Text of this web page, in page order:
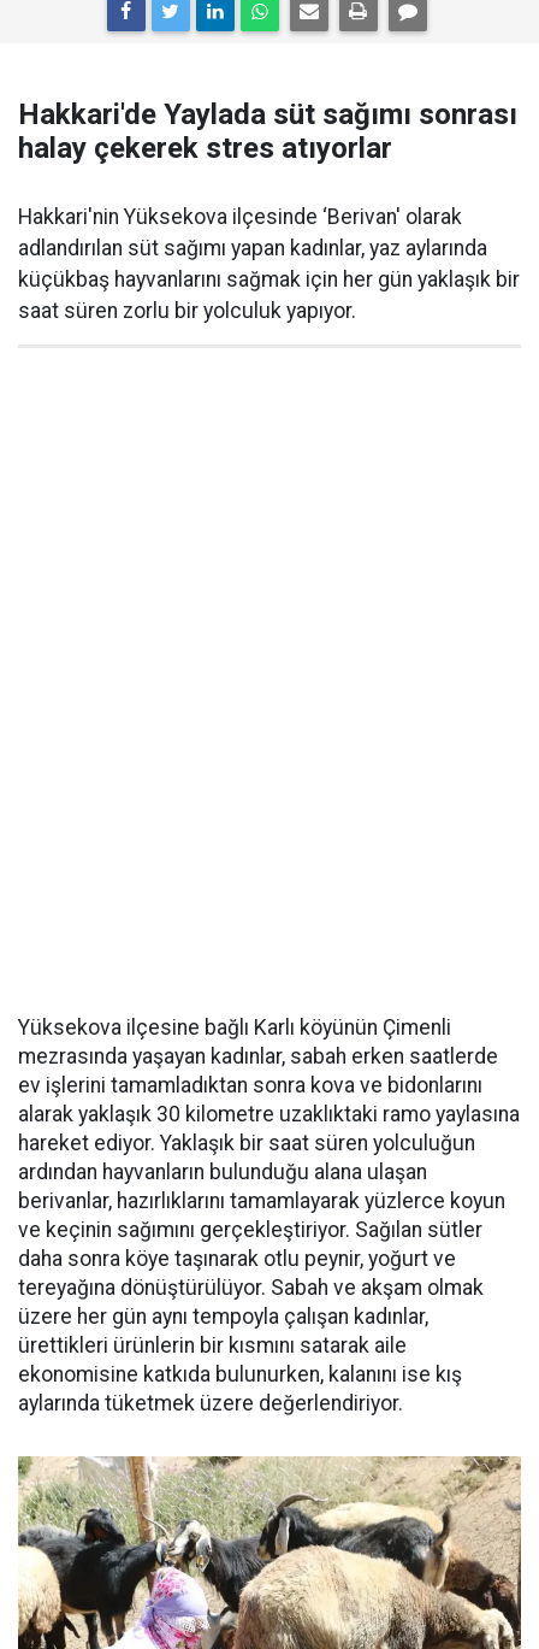
Hakkari'de Yaylada süt sağımı sonrası
halay çekerek stres atıyorlar
Hakkari'nin Yüksekova ilçesinde ‘Berivan' olarak
adlandırılan süt sağımı yapan kadınlar, yaz aylarında
küçükbaş hayvanlarını sağmak için her gün yaklaşık bir
saat süren zorlu bir yolculuk yapıyor.
Yüksekova ilçesine bağlı Karlı köyünün Çimenli
mezrasında yaşayan kadınlar, sabah erken saatlerde
ev işlerini tamamladıktan sonra kova ve bidonlarını
alarak yaklaşık 30 kilometre uzaklıktaki ramo yaylasına
hareket ediyor. Yaklaşık bir saat süren yolculuğun
ardından hayvanların bulunduğu alana ulaşan
berivanlar, hazırlıklarını tamamlayarak yüzlerce koyun
ve keçinin sağımını gerçekleştiriyor. Sağılan sütler
daha sonra köye taşınarak otlu peynir, yoğurt ve
tereyağına dönüştürülüyor. Sabah ve akşam olmak
üzere her gün aynı tempoyla çalışan kadınlar,
ürettikleri ürünlerin bir kısmını satarak aile
ekonomisine katkıda bulunurken, kalanını ise kış
aylarında tüketmek üzere değerlendiriyor.